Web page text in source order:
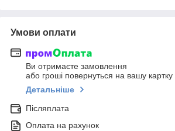
Умови оплати
Ви отримаєте замовлення
або гроші повернуться на вашу картку
Детальніше
Післяплата
Оплата на рахунок